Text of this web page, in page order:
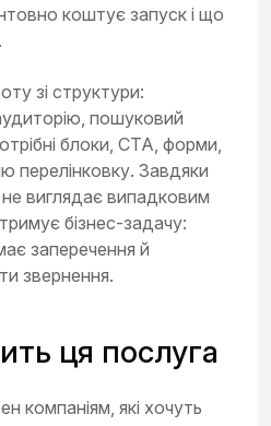
коштує запуск і що
зі структури:
пошуковий
блоки, CTA, форми,
перелінковку. Завдяки
не виглядає випадковим
бізнес-задачу:
заперечення й
звернення.
ця послуга
компаніям, які хочуть